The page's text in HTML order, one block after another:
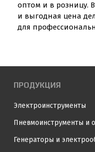
оптом и в розницу.
и выгодная цена
для
ПРОДУКЦИЯ
Электроинструменты
Пневмоинструменты и
Генераторы и